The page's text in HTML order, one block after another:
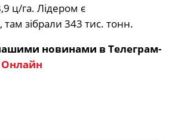
ц/га. Лідером є
зібрали 343 тис. тонн.
новинами в Телеграм-
Онлайн